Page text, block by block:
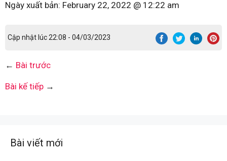
Ngày xuất bản: February 22, 2022 @ 12:22 am
Cập nhật lúc 22:08 - 04/03/2023
← Bài trước
Bài kế tiếp →
Bài viết mới